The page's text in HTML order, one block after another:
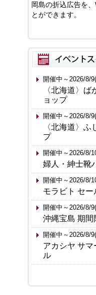
岡島の折込広告を
とができます。
開催中～2026/8/
〈北海道〉
ョップ
開催中～2026/8/
〈北海道〉ふ
プ
開催中～2026/8/
婦人・紳士靴
開催中～2026/8/
モラビト セー
開催中～2026/8/
沖縄宝島 期
開催中～2026/8/
アカシヤ サ
ル